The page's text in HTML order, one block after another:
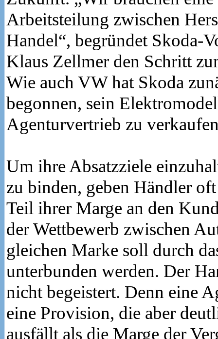
Arbeitsteilung zwischen
Handel“, begründet Skoda-
Klaus Zellmer den Schritt
Wie auch VW hat Skoda
begonnen, sein
Agenturvertrieb zu
Um ihre Absatzziele
zu binden, geben Händler
Teil ihrer Marge an den
der Wettbewerb zwischen
gleichen Marke soll durch
unterbunden werden. Der
nicht begeistert. Denn eine
eine Provision, die aber
ausfällt als die Marge der